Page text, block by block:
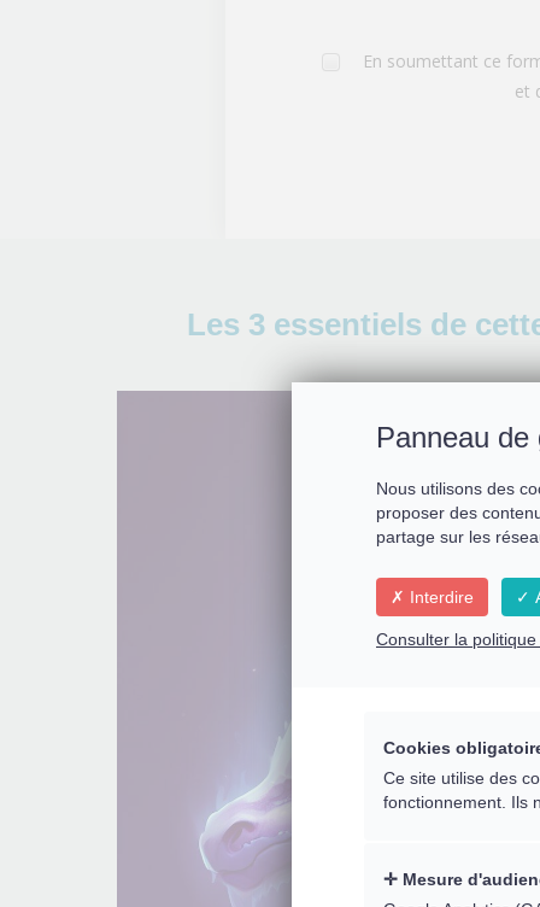
En soumettant ce
et
Les 3 essentiels de
Panneau
Nous utilisons des
proposer des
partage sur les
Interdire
Consulter la
Cookies
Ce site utilise des
fonctionnement. Ils
Mesure